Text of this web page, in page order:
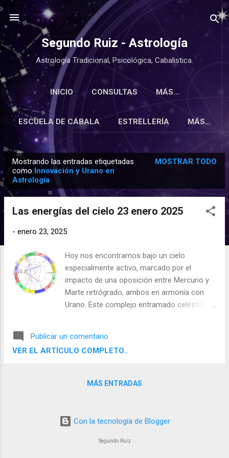
Ir al contenido principal
Segundo Ruiz - Astrología
Astrología Tradicional, Psicológica, Cabalistica.
INICIO CONSULTAS MÁS…
ESCUELA DE CÁBALA ESTRELLERÍA MÁS…
t
Mostrando las entradas etiquetadas
como Innovación y Urano en
Astrología
MOSTRAR TODO
Las energías del cielo 23 enero 2025
- enero 23, 2025
Hoy nos encontramos bajo un cielo
especialmente activo, marcado por el
impacto de una oposición entre Mercurio y
Marte retrógrado, ambos en armonía con
Urano. Este complejo entramado celestial
tensiones, pero también abriendo puertas
hacia la innovación y el cambio. Veamos
tu Sol y Ascendente, y cómo aprovecharlas
Publicar un comentario
VER EL ARTÍCULO COMPLETO..
MÁS ENTRADAS
Con la tecnología de Blogger
Segundo Ruiz